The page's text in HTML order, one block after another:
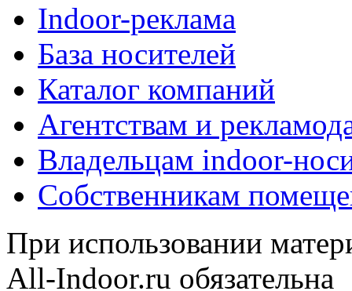
Indoor-реклама
База носителей
Каталог компаний
Агентствам и
Владельцам indoor-
Собственникам
При использовании
All-Indoor.ru обязательна